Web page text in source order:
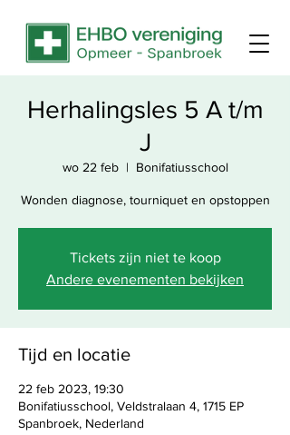
Herhalingsles 5 A t/m
J
wo 22 feb
  |
Bonifatiusschool
Wonden diagnose, tourniquet en opstoppen
Tickets zijn niet te koop
Andere evenementen bekijken
Tijd en locatie
22 feb 2023, 19:30
Bonifatiusschool, Veldstralaan 4, 1715 EP
Spanbroek, Nederland